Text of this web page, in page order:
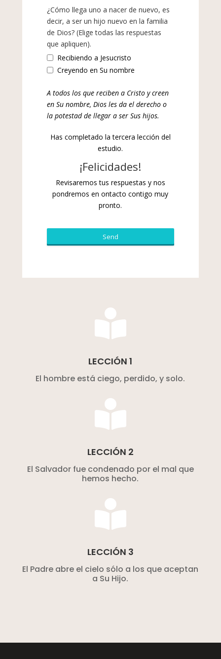
¿Cómo llega uno a nacer de nuevo, es
decir, a ser un hijo nuevo en la familia
de Dios? (Elige todas las respuestas
que apliquen).
Recibiendo a Jesucristo
Creyendo en Su nombre
A todos los que reciben a Cristo y creen
en Su nombre, Dios les da el derecho o
la potestad de llegar a ser Sus hijos.
Has completado la tercera lección del
estudio.
¡Felicidades!
Revisaremos tus respuestas y nos
pondremos en ontacto contigo muy
pronto.
Send

LECCIÓN 1
El hombre está ciego, perdido, y solo.

LECCIÓN 2
El Salvador fue condenado por el mal que
hemos hecho.

LECCIÓN 3
El Padre abre el cielo sólo a los que aceptan
a Su Hijo.